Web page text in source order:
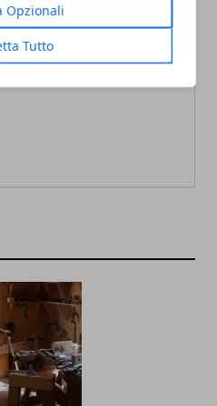
Opzionali
Tutto